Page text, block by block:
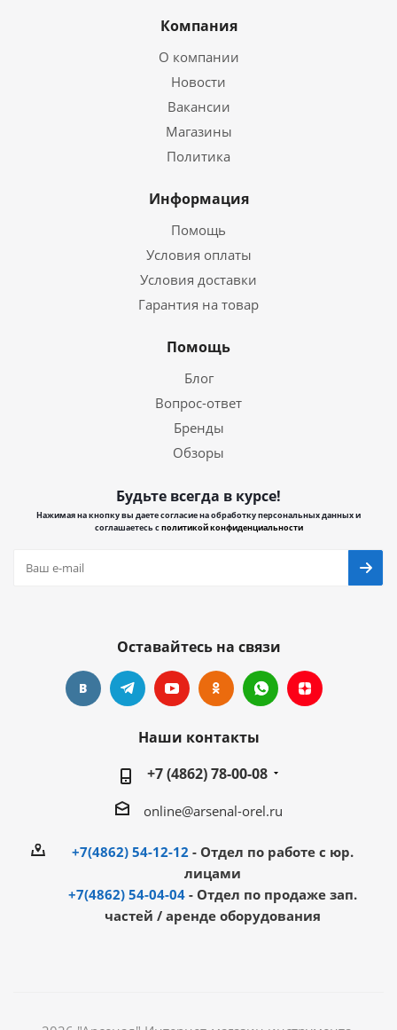
Компания
О компании
Новости
Вакансии
Магазины
Политика
Информация
Помощь
Условия оплаты
Условия доставки
Гарантия на товар
Помощь
Блог
Вопрос-ответ
Бренды
Обзоры
Будьте всегда в курсе!
Нажимая на кнопку вы даете согласие на обработку персональных данных и
соглашаетесь сполитикой конфиденциальности
Оставайтесь на связи
Наши контакты
+7 (4862) 78-00-08
online@arsenal-orel.ru
+7(4862) 54-12-12 - Отдел по работе с юр.
лицами
+7(4862) 54-04-04 - Отдел по продаже зап.
частей / аренде оборудования